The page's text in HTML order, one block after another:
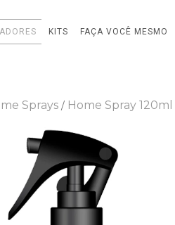
KITS FAÇA VOCÊ MESMO
Sprays / Home Spray 120ml